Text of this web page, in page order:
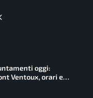
oggi:
Ventoux, orari e